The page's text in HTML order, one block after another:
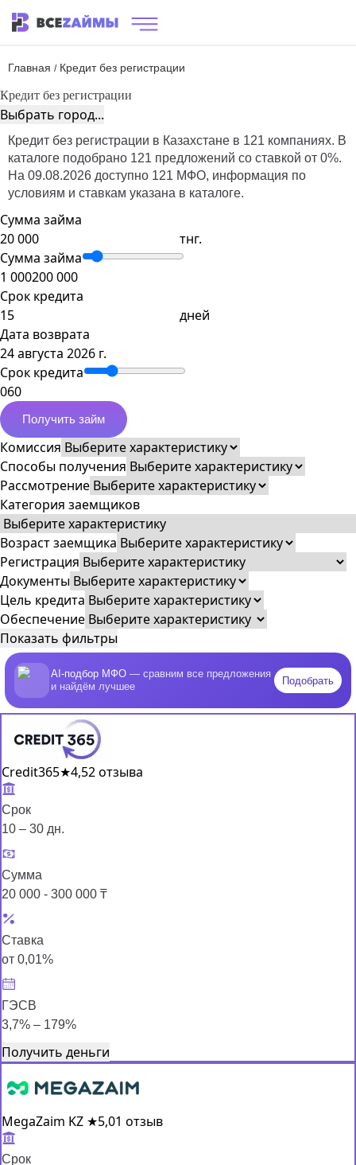
Главная / Кредит без регистрации
Кредит без регистрации
Выбрать город...
Кредит без регистрации в Казахстане в 121 компаниях. В
каталоге подобрано 121 предложений со ставкой от 0%.
На 09.08.2026 доступно 121 МФО, информация по
условиям и ставкам указана в каталоге.
Сумма займа
тнг.
Сумма займа
1 000200 000
Срок кредита
дней
Дата возврата
24 августа 2026 г.
Срок кредита
060
Получить займ
Комиссия
Способы получения
Рассмотрение
Категория заемщиков
Возраст заемщика
Регистрация
Документы
Цель кредита
Обеспечение
Показать фильтры
AI-подбор МФО — сравним все предложения
и найдём лучшее
Подобрать
Credit365★4,52 отзыва
Срок
10 – 30 дн.
Сумма
20 000 - 300 000 ₸
Ставка
от 0,01%
ГЭСВ
3,7% – 179%
Получить деньги
MegaZaim KZ ★5,01 отзыв
Срок